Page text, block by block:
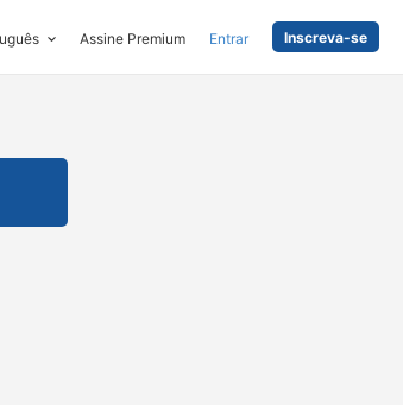
Assine Premium Entrar Inscreva-se